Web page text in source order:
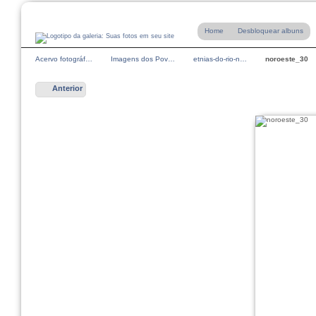
Home Desbloquear albuns
Acervo fotográf… Imagens dos Pov… etnias-do-rio-n… noroeste_30
Anterior